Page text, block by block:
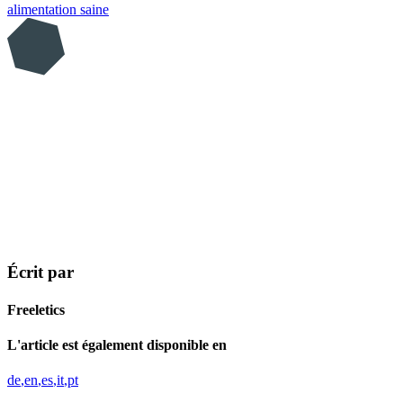
alimentation saine
Écrit par
Freeletics
L'article est également disponible en
de en es it pt